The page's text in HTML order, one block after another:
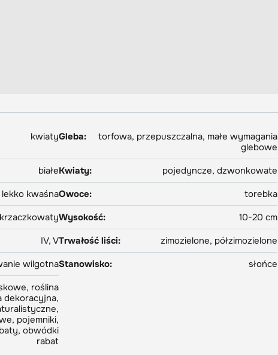
kwiatyGleba:
torfowa, przepuszczalna, małe wymagania
glebowe
białeKwiaty:
pojedyncze, dzwonkowate
kwaśnaOwoce:
torebka
Wysokość:
10-20 cm
IV, VTrwałość liści:
zimozielone, półzimozielone
wilgotnaStanowisko:
słońce
roślina
dekoracyjna,
pojemniki,
obwódki
rabat